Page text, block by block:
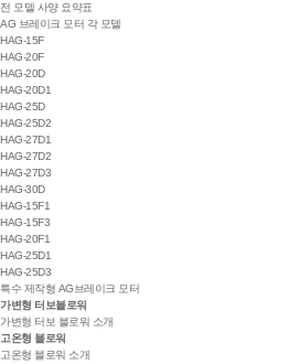
전 모델 사양 요약표
AG 브레이크 모터 각 모델
HAG-15F
HAG-20F
HAG-20D
HAG-20D1
HAG-25D
HAG-25D2
HAG-27D1
HAG-27D2
HAG-27D3
HAG-30D
HAG-15F1
HAG-15F3
HAG-20F1
HAG-25D1
HAG-25D3
특수 제작형 AG브레이크 모터
가변형 터보블로워
가변형 터보 블로워 소개
고온형 블로워
고온형 블로워 소개